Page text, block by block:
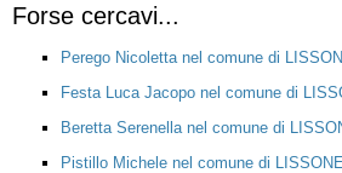
Forse cercavi...
Perego Nicoletta nel comune di
Festa Luca Jacopo nel comune di
Beretta Serenella nel comune di
Pistillo Michele nel comune di LISSONE